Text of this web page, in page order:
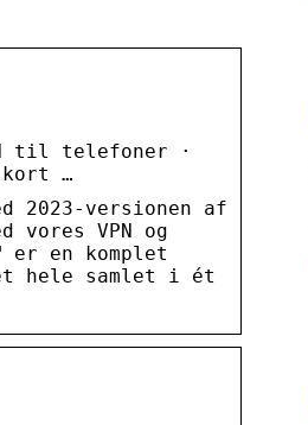
til telefoner ·
…
2023-versionen af
VPN og
en komplet
hele samlet i ét